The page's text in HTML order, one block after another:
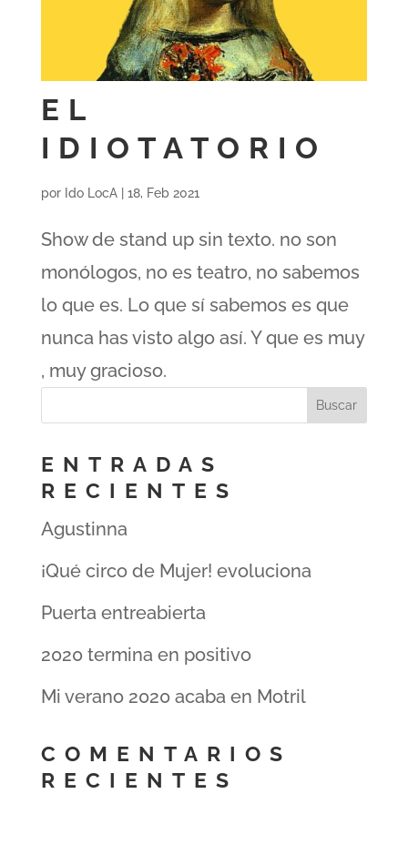
EL
IDIOTATORIO
por Ido LocA| 18, Feb 2021
Show de stand up sin texto. no son
monólogos, no es teatro, no sabemos
lo que es. Lo que sí sabemos es que
nunca has visto algo así. Y que es muy
, muy gracioso.
ENTRADAS
RECIENTES
Agustinna
¡Qué circo de Mujer! evoluciona
Puerta entreabierta
2020 termina en positivo
Mi verano 2020 acaba en Motril
COMENTARIOS
RECIENTES